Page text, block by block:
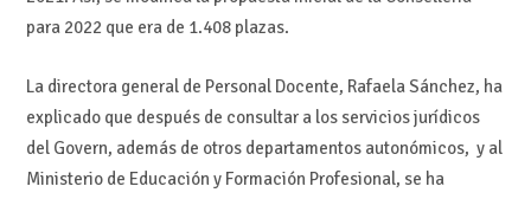
para 2022 que era de 1.408 plazas.
La directora general de Personal Docente, Rafaela Sánchez, ha
explicado que después de consultar a los servicios jurídicos
del Govern, además de otros departamentos autonómicos, y al
Ministerio de Educación y Formación Profesional, se ha